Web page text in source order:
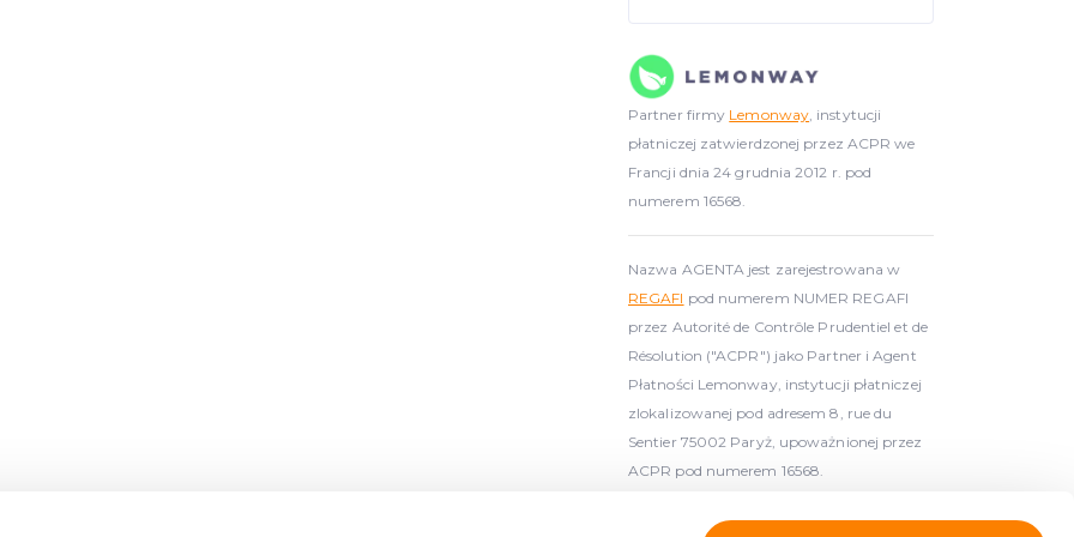
Partner firmy Lemonway, instytucji
płatniczej zatwierdzonej przez ACPR we
Francji dnia 24 grudnia 2012 r. pod
numerem 16568.
Nazwa AGENTA jest zarejestrowana w
REGAFI pod numerem NUMER REGAFI
przez Autorité de Contrôle Prudentiel et de
Résolution ("ACPR") jako Partner i Agent
Płatności Lemonway, instytucji płatniczej
zlokalizowanej pod adresem 8, rue du
Sentier 75002 Paryż, upoważnionej przez
ACPR pod numerem 16568.
adres siedziby: ul. Āraišu 34, LV-1039, Łotwa) jest licencjonowanym dostawcą usług